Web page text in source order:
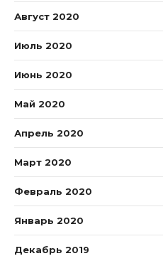
Август 2020
Июль 2020
Июнь 2020
Май 2020
Апрель 2020
Март 2020
Февраль 2020
Январь 2020
Декабрь 2019